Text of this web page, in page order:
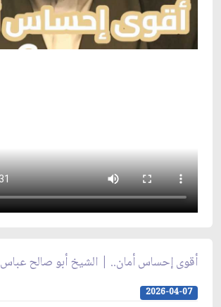
أقوى إحساس أمان.. | الشيخ أبو صالح عباس
2026-04-07